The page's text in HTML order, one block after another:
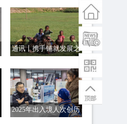
通讯丨携手铺就发展之
卢旺达道路升级项目
2025年出入境人次创历